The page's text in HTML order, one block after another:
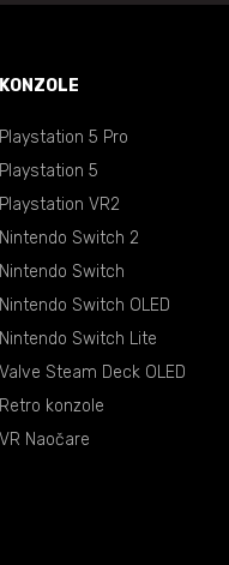
KONZOLE
Playstation 5 Pro
Playstation 5
Playstation VR2
Nintendo Switch 2
Nintendo Switch
Nintendo Switch OLED
Nintendo Switch Lite
Valve Steam Deck OLED
Retro konzole
VR Naočare